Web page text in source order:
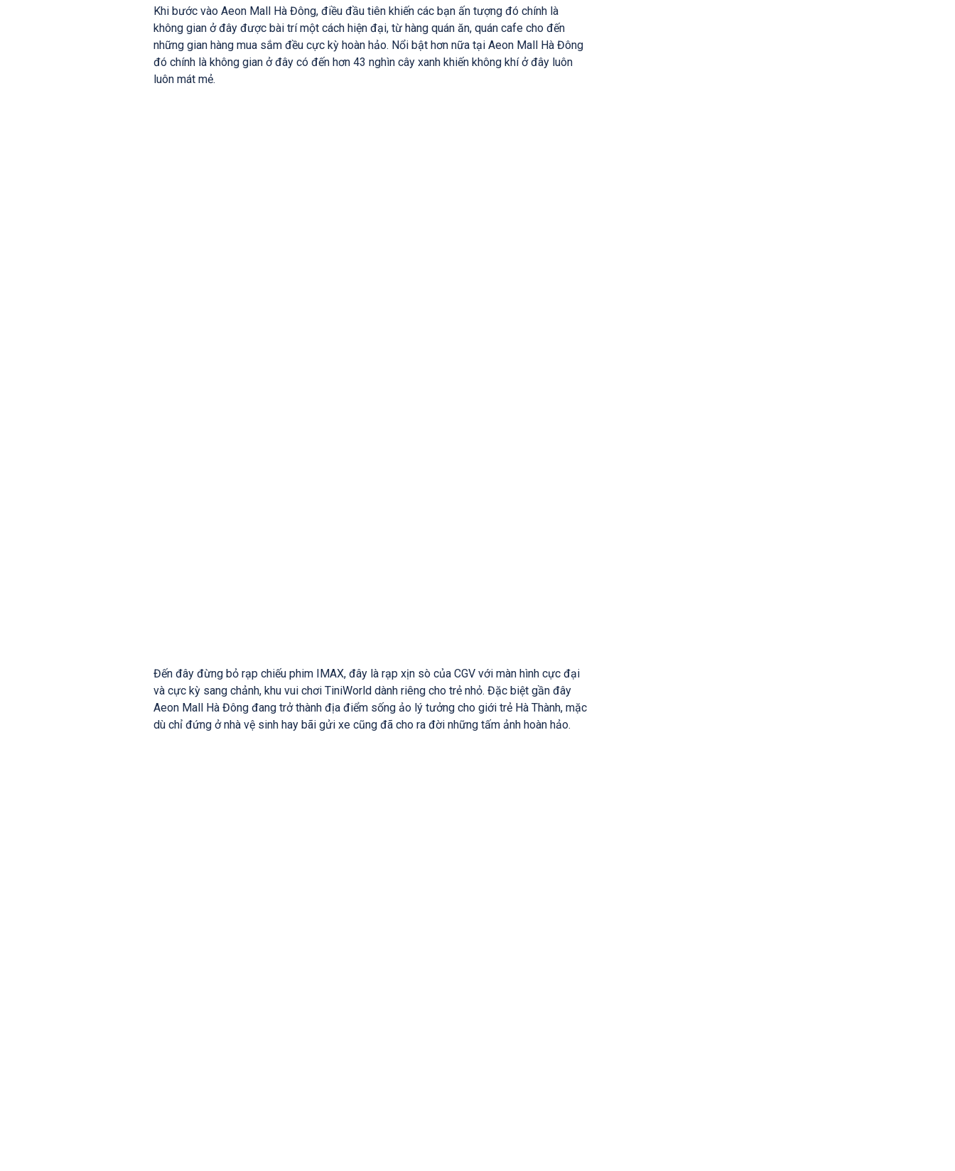
Khi bước vào Aeon Mall Hà Đông, điều đầu tiên khiến các bạn ấn tượng đó chính là
không gian ở đây được bài trí một cách hiện đại, từ hàng quán ăn, quán cafe cho đến
những gian hàng mua sắm đều cực kỳ hoàn hảo. Nổi bật hơn nữa tại Aeon Mall Hà Đông
đó chính là không gian ở đây có đến hơn 43 nghìn cây xanh khiến không khí ở đây luôn
luôn mát mẻ.
Đến đây đừng bỏ rạp chiếu phim IMAX, đây là rạp xịn sò của CGV với màn hình cực đại
và cực kỳ sang chảnh, khu vui chơi TiniWorld dành riêng cho trẻ nhỏ. Đặc biệt gần đây
Aeon Mall Hà Đông đang trở thành địa điểm sống ảo lý tưởng cho giới trẻ Hà Thành, mặc
dù chỉ đứng ở nhà vệ sinh hay bãi gửi xe cũng đã cho ra đời những tấm ảnh hoàn hảo.